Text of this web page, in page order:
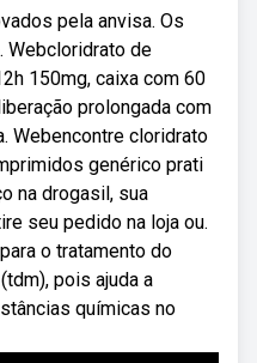
pela anvisa. Os
Webcloridrato de
150mg, caixa com 60
prolongada com
Webencontre cloridrato
genérico prati
na drogasil, sua
seu pedido na loja ou.
o tratamento do
pois ajuda a
químicas no